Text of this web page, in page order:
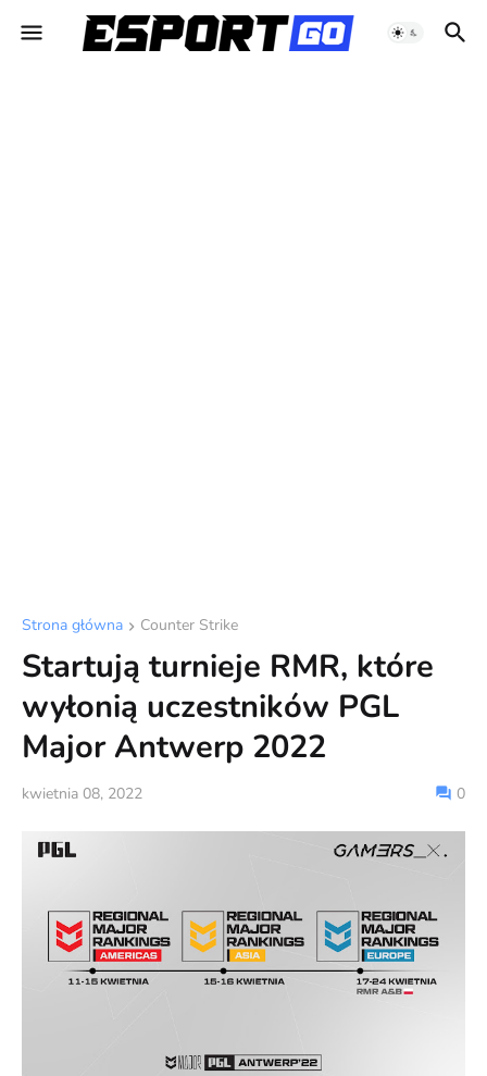
Strona główna Counter Strike
Startują turnieje RMR, które
wyłonią uczestników PGL
Major Antwerp 2022
kwietnia 08, 2022 0